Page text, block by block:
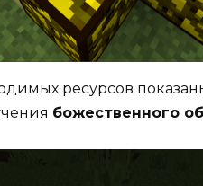
ресурсов
божественного